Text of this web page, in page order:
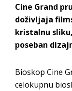
Cine Grand
doživljaja
kristalnu
poseban
Bioskop Cine
celokupnu